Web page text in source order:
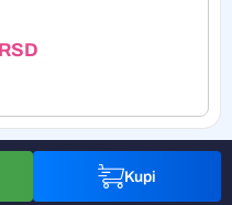
RSD
Kupi